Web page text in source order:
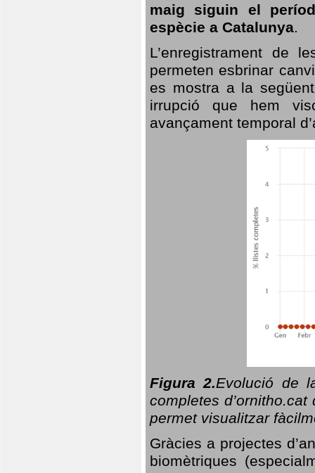
maig siguin el
espècie a Catalunya.
L’enregistrament de
permeten esbrinar
es mostra a la
irrupció que hem
avançament temporal
Figura 2.Evolució de
completes
permet visualitzar
Gràcies a projectes
biomètriques